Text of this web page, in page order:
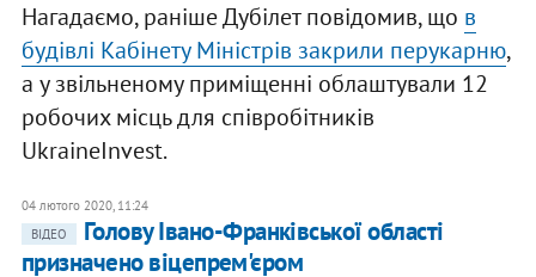
Нагадаємо, раніше Дубілет повідомив, що в
будівлі Кабінету Міністрів закрили перукарню,
а у звільненому приміщенні облаштували 12
робочих місць для співробітників
UkraineInvest.
04 лютого 2020, 11:24
ВІДЕО
Голову Івано-Франківської області
призначено віцепрем'єром